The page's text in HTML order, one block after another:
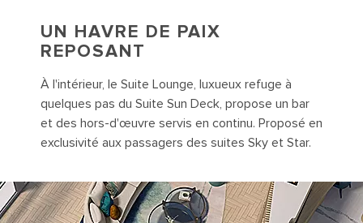
UN HAVRE DE PAIX
REPOSANT
À l'intérieur, le Suite Lounge, luxueux refuge à
quelques pas du Suite Sun Deck, propose un bar
et des hors-d'œuvre servis en continu. Proposé en
exclusivité aux passagers des suites Sky et Star.
Solarium of the Seas Suite Aerial